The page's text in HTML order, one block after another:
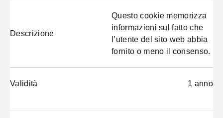
Descrizione
Questo cookie memorizza
informazioni sul fatto che
l’utente del sito web abbia
fornito o meno il consenso.
Validità 1 anno